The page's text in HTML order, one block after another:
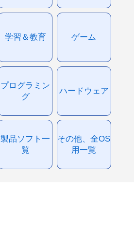
学習＆教育 ゲーム
プログラミン
グ
ハードウェア
製品ソフト一
覧
その他、全OS
用一覧